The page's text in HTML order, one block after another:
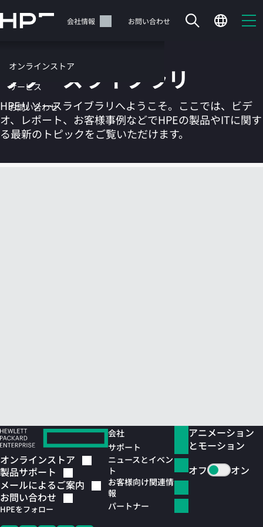
イ
テ
ツ
に
ス
ッ
サポート 会社情報 お問い合わせ
オンラインストア
サービス
お問い合わせ
カートは空です
リソースライブラリ
HPEリソースライブラリへようこそ。ここでは、ビデ
オ、レポート、お客様事例などでHPEの製品やITに関す
る最新のトピックをご覧いただけます。
オンラインストア
製品サポート
メールによるご案内
お問い合わせ
HPEをフォロー
会社
サポート
ニュースとイベン
ト
お客様向け関連情
報
パートナー
アニメーション
とモーション
オフ
オン